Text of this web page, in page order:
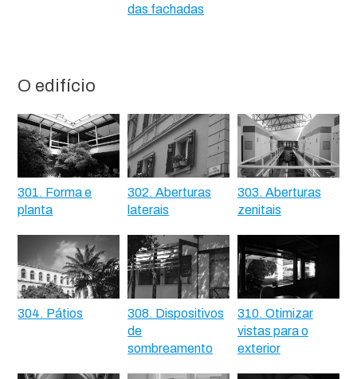
das fachadas
O edifício
301. Forma e
planta
302. Aberturas
laterais
303. Aberturas
zenitais
304. Pátios
308. Dispositivos
de
sombreamento
310. Otimizar
vistas para o
exterior